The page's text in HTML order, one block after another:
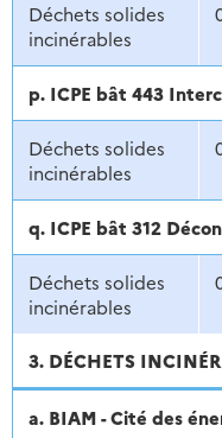
Déchets solides
incinérables
p. ICPE bât 443
Déchets solides
incinérables
q. ICPE bât 312
Déchets solides
incinérables
3. DÉCHETS
a. BIAM - Cité des